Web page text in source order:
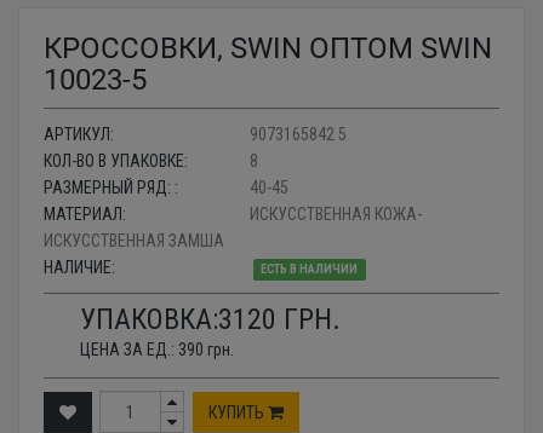
КРОССОВКИ, SWIN ОПТОМ SWIN
10023-5
АРТИКУЛ:
9073165842 5
КОЛ-ВО В УПАКОВКЕ:
8
РАЗМЕРНЫЙ РЯД: :
40-45
МАТЕРИАЛ:
ИСКУССТВЕННАЯ КОЖА-
ИСКУССТВЕННАЯ ЗАМША
НАЛИЧИЕ:
ЕСТЬ В НАЛИЧИИ
УПАКОВКА:3120 ГРН.
ЦЕНА ЗА ЕД.: 390 грн.
КУПИТЬ